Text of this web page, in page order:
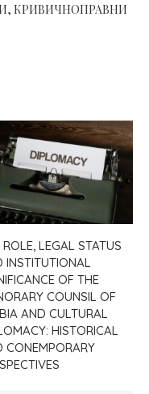
КРИВИЧНОПРАВНИ
ROLE, LEGAL STATUS
INSTITUTIONAL
OF THE
COUNSIL OF
AND CULTURAL
HISTORICAL
CONEMPORARY